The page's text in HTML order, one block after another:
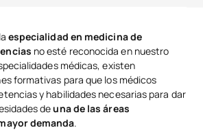
UAX como apoyo a la formación de
urgencias y emergencias
especialidad en medicina de
no esté reconocida en nuestro
médicas, existen
formativas para que los médicos
y habilidades necesarias para dar
deuna de las áreas
demanda.